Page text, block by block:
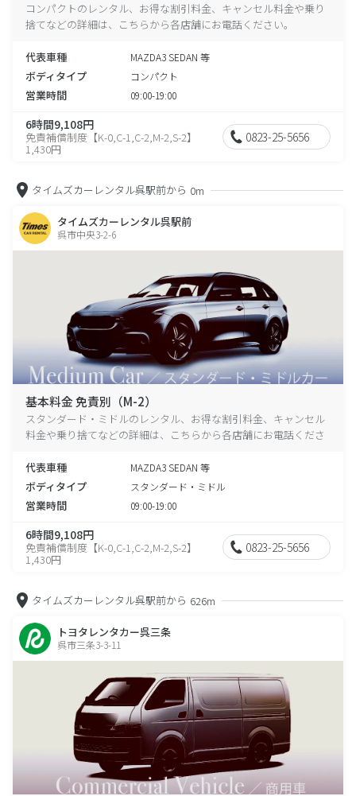
コンパクトのレンタル、お得な割引料金、キャンセル料金や乗り
捨てなどの詳細は、こちらから各店舗にお電話ください。
代表車種 MAZDA3 SEDAN 等
ボディタイプ コンパクト
営業時間 09:00-19:00
6時間9,108円
免責補償制度【K-0,C-1,C-2,M-2,S-2】
1,430円
0823-25-5656
タイムズカーレンタル呉駅前から 0m
タイムズカーレンタル呉駅前
呉市中央3-2-6
基本料金 免責別（M-2）
スタンダード・ミドルのレンタル、お得な割引料金、キャンセル
料金や乗り捨てなどの詳細は、こちらから各店舗にお電話くださ
代表車種
MAZDA3 SEDAN 等
ボディタイプ スタンダード・ミドル
営業時間 09:00-19:00
6時間9,108円
免責補償制度【K-0,C-1,C-2,M-2,S-2】
1,430円
0823-25-5656
タイムズカーレンタル呉駅前から 626m
トヨタレンタカー呉三条
呉市三条3-3-11